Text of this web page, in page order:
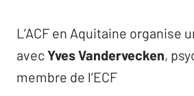
L’ACF en Aquitaine organise
avecYves Vandervecken,
membre de l’ECF